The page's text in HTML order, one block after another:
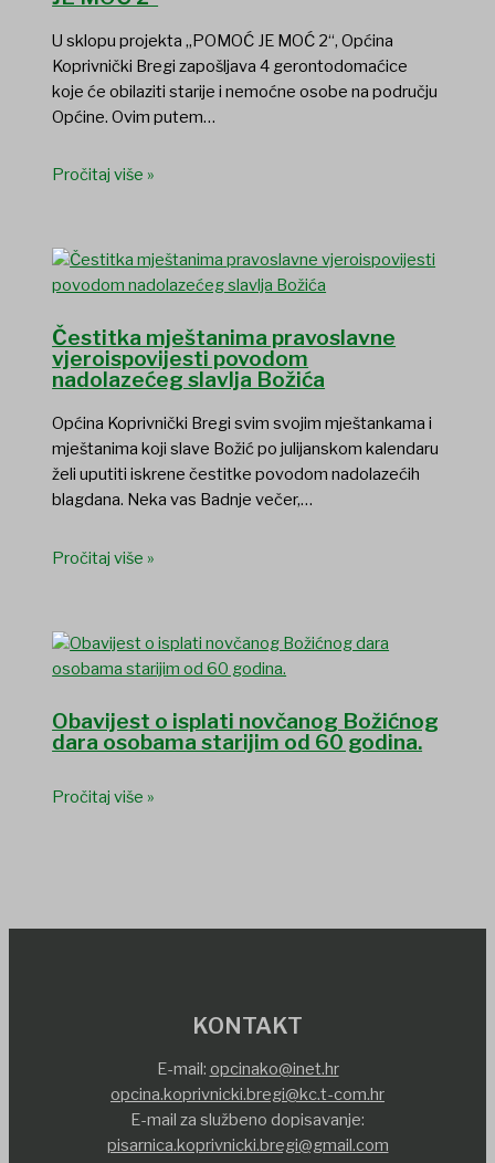
U sklopu projekta „POMOĆ JE MOĆ 2“, Općina
Koprivnički Bregi zapošljava 4 gerontodomaćice
koje će obilaziti starije i nemoćne osobe na području
Općine. Ovim putem…
Pročitaj više »
Čestitka mještanima pravoslavne
vjeroispovijesti povodom
nadolazećeg slavlja Božića
Općina Koprivnički Bregi svim svojim mještankama i
mještanima koji slave Božić po julijanskom kalendaru
želi uputiti iskrene čestitke povodom nadolazećih
blagdana. Neka vas Badnje večer,…
Pročitaj više »
Obavijest o isplati novčanog Božićnog
dara osobama starijim od 60 godina.
Pročitaj više »
KONTAKT
E-mail: opcinako@inet.hr
opcina.koprivnicki.bregi@kc.t-com.hr
E-mail za službeno dopisavanje:
pisarnica.koprivnicki.bregi@gmail.com